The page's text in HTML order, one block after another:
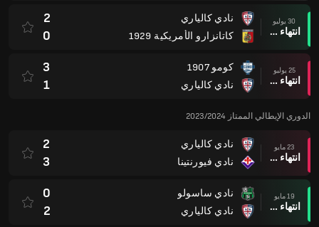
30 يوليو
انتهاء وقت المباراة
نادي كالياري
كاتانزارو الأمريكية 1929
2
0
25 يوليو
انتهاء وقت المباراة
كومو 1907
نادي كالياري
3
1
الدوري الإيطالي الممتاز 2023/2024
23 مايو
انتهاء وقت المباراة
نادي كالياري
نادي فيورنتينا
2
3
19 مايو
انتهاء وقت المباراة
نادي ساسولو
نادي كالياري
0
2